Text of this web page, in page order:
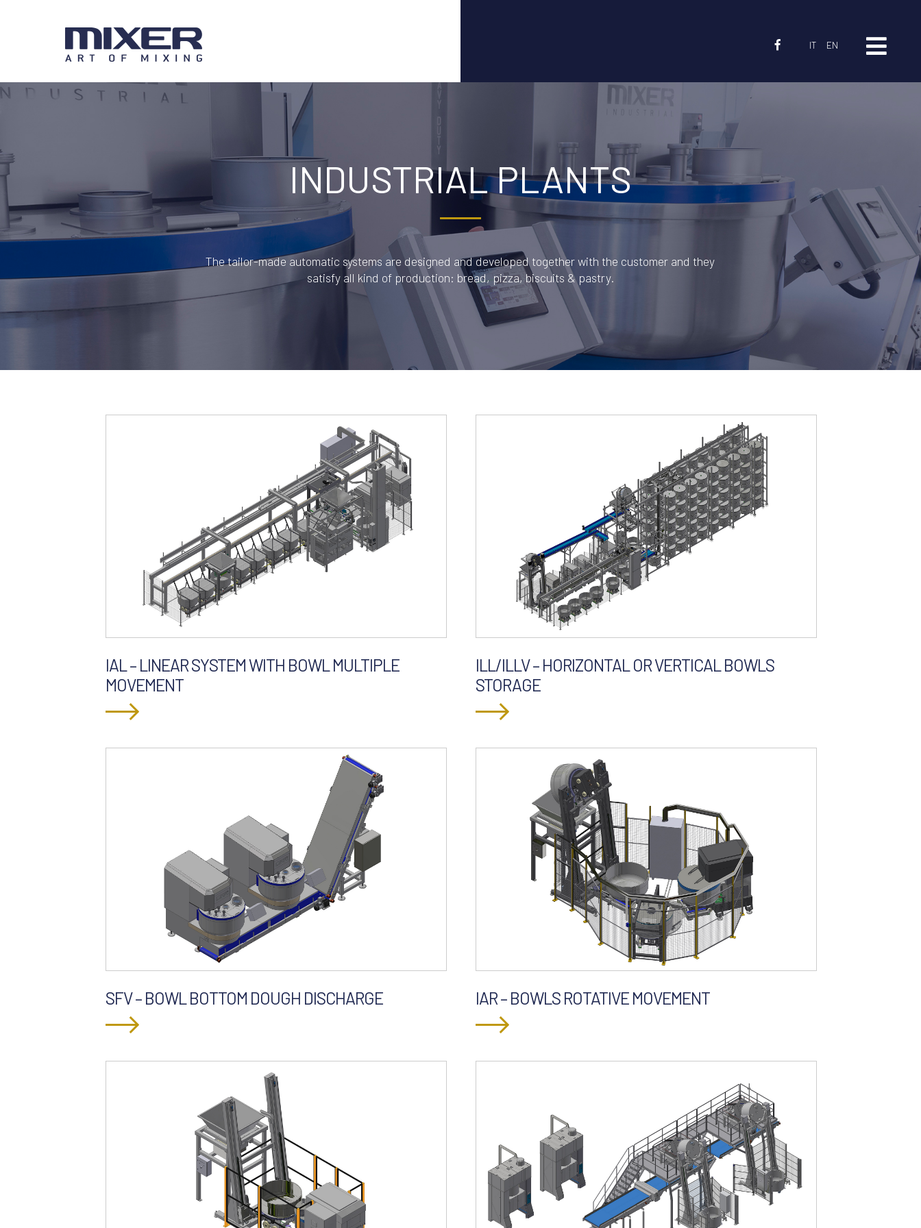
IT EN
INDUSTRIAL PLANTS
The tailor-made automatic systems are designed and developed together with the customer and they
satisfy all kind of production: bread, pizza, biscuits & pastry.
IAL – LINEAR SYSTEM WITH BOWL MULTIPLE
MOVEMENT
ILL/ILLV – HORIZONTAL OR VERTICAL BOWLS
STORAGE
SFV – BOWL BOTTOM DOUGH DISCHARGE IAR – BOWLS ROTATIVE MOVEMENT